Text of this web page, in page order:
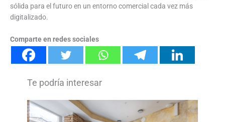
sólida para el futuro en un entorno comercial cada vez más
digitalizado.
Comparte en redes sociales